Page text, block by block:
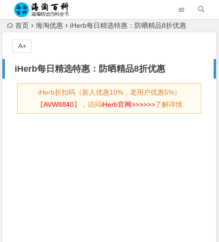
首页 海淘优惠 iHerb每日精选特惠：防晒精品8折优惠
iHerb每日精选特惠：防晒精品8折优惠
iHerb折扣码（新人优惠10%，老用户优惠5%）
【AVW8840】，访问iHerb官网>>>>>>了解详情
A+